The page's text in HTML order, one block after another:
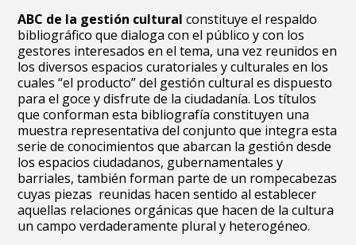
ABC de la gestión cultural constituye el respaldo
bibliográfico que dialoga con el público y con los
gestores interesados en el tema, una vez reunidos en
los diversos espacios curatoriales y culturales en los
cuales “el producto” del gestión cultural es dispuesto
para el goce y disfrute de la ciudadanía. Los títulos
que conforman esta bibliografía constituyen una
muestra representativa del conjunto que integra esta
serie de conocimientos que abarcan la gestión desde
los espacios ciudadanos, gubernamentales y
barriales, también forman parte de un rompecabezas
cuyas piezas reunidas hacen sentido al establecer
aquellas relaciones orgánicas que hacen de la cultura
un campo verdaderamente plural y heterogéneo.